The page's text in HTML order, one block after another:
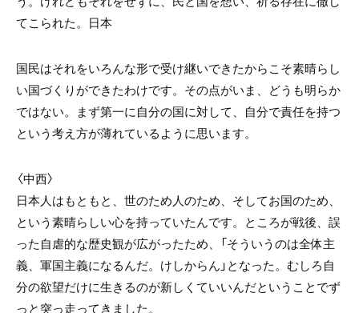
てこられた。日本
国民はそれをいろんな形で受け継いできたからこそ素晴らし
い国づくりができたわけです。その点がいま、どうも明らか
ではない。まず第一に自分の国に対して、自分で責任を持つ
という考え方が薄れているように思います。
〈中西〉
日本人はもともと、世のため人のため、そしてお国のため、
という素晴らしい心を持っていたんです。ところが戦後、誤
った自虐的な歴史観が広がったため、「そういうのは全体主
義、軍国主義になるんだ。けしからん」となった。むしろ自
分の欲望だけに生きるのが新しくていいんだということでず
っと突っ走ってきました。